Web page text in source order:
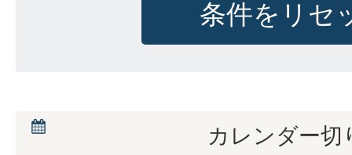
カレンダー切